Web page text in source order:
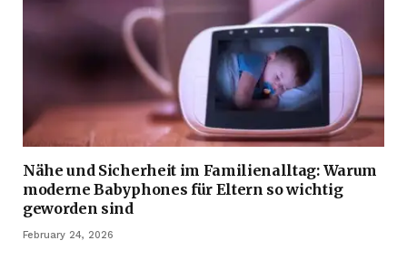
Nähe und Sicherheit im Familienalltag: Warum
moderne Babyphones für Eltern so wichtig
geworden sind
February 24, 2026